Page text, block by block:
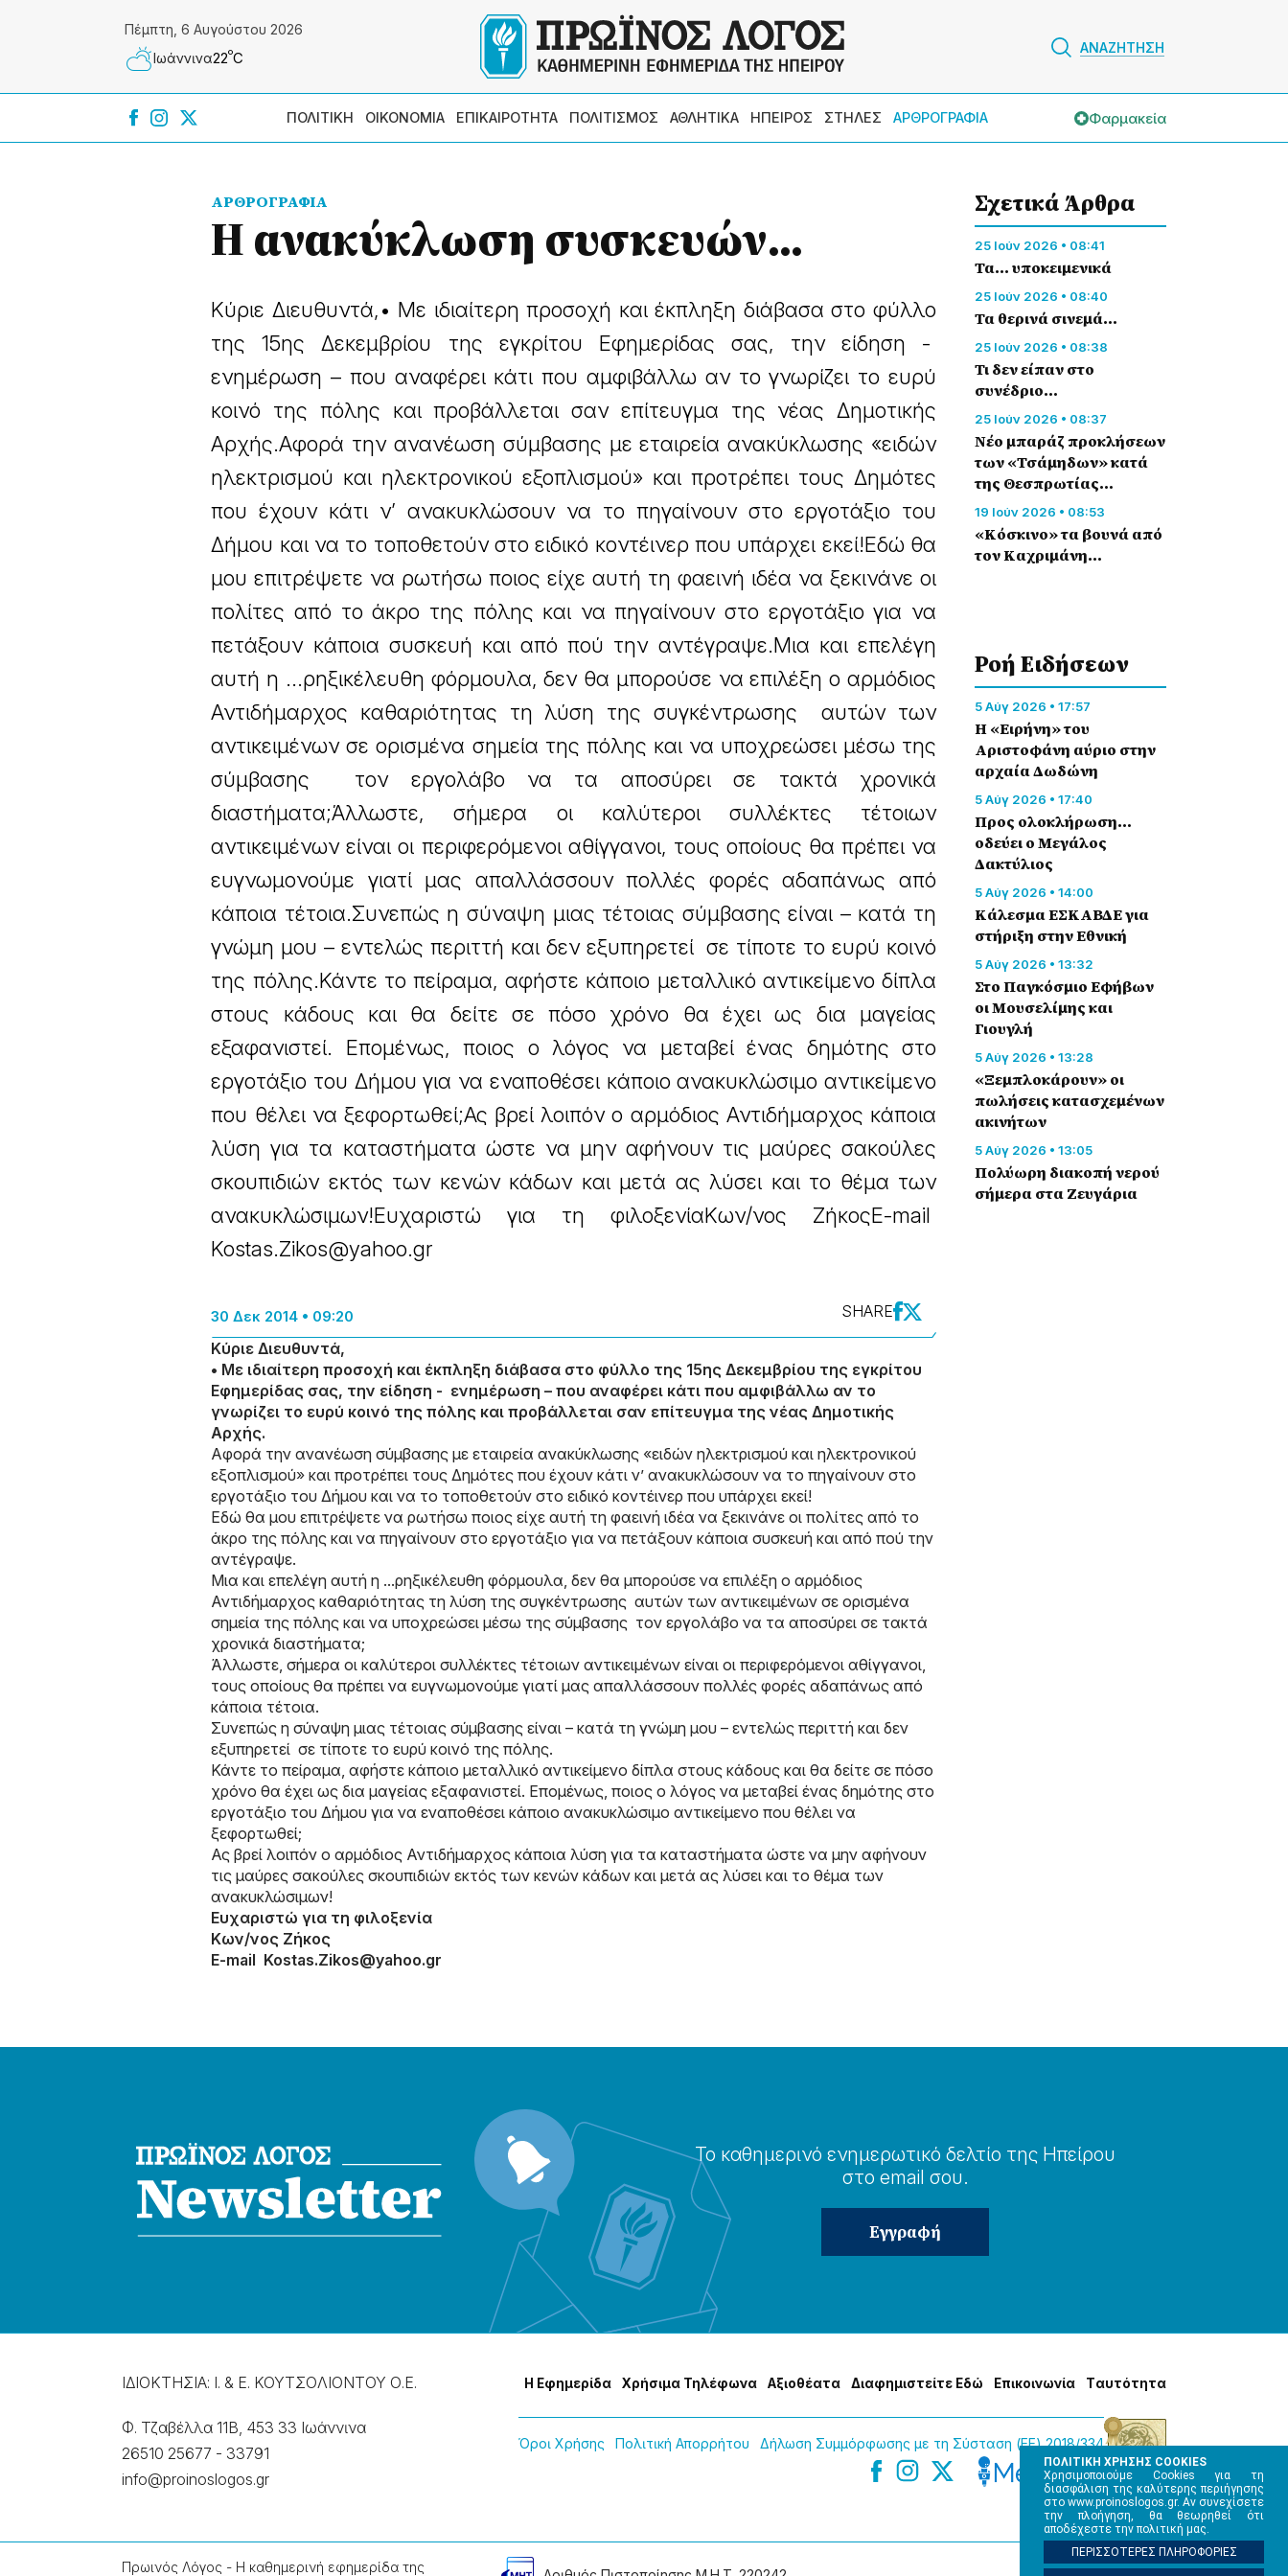
ΠΟΛΙΤΙΚΗ ΧΡΗΣΗΣ COOKIES
Χρησιμοποιούμε Cookies για τη
διασφάλιση της καλύτερης περιήγησης
στο www.proinoslogos.gr. Αν συνεχίσετε
την πλοήγηση, θα θεωρηθεί ότι
αποδέχεστε την πολιτική μας.
ΠΕΡΙΣΣΟΤΕΡΕΣ ΠΛΗΡΟΦΟΡΙΕΣ
Πέμπτη, 6 Αυγούστου 2026
Ιωάννɩνα22ºC
ΑΝΑΖΗΤΗΣΗ
ΠΟΛΙΤΙΚΗ ΟΙΚΟΝΟΜΙΑ ΕΠΙΚΑΙΡΟΤΗΤΑ ΠΟΛΙΤΙΣΜΟΣ ΑΘΛΗΤΙΚΑ ΗΠΕΙΡΟΣ ΣΤΗΛΕΣ ΑΡΘΡΟΓΡΑΦΙΑ Φαρμακεία
ΑΡΘΡΟΓΡΑΦΙΑ
Η ανακύκλωση συσκευών...
Κύριε Διευθυντά,• Με ιδιαίτερη προσοχή και έκπληξη διάβασα στο φύλλο
της 15ης Δεκεμβρίου της εγκρίτου Εφημερίδας σας, την είδηση -
ενημέρωση – που αναφέρει κάτι που αμφιβάλλω αν το γνωρίζει το ευρύ
κοινό της πόλης και προβάλλεται σαν επίτευγμα της νέας Δημοτικής
Αρχής.Αφορά την ανανέωση σύμβασης με εταιρεία ανακύκλωσης «ειδών
ηλεκτρισμού και ηλεκτρονικού εξοπλισμού» και προτρέπει τους Δημότες
που έχουν κάτι ν’ ανακυκλώσουν να το πηγαίνουν στο εργοτάξιο του
Δήμου και να το τοποθετούν στο ειδικό κοντέινερ που υπάρχει εκεί!Εδώ θα
μου επιτρέψετε να ρωτήσω ποιος είχε αυτή τη φαεινή ιδέα να ξεκινάνε οι
πολίτες από το άκρο της πόλης και να πηγαίνουν στο εργοτάξιο για να
πετάξουν κάποια συσκευή και από πού την αντέγραψε.Μια και επελέγη
αυτή η ...ρηξικέλευθη φόρμουλα, δεν θα μπορούσε να επιλέξη ο αρμόδιος
Αντιδήμαρχος καθαριότητας τη λύση της συγκέντρωσης αυτών των
αντικειμένων σε ορισμένα σημεία της πόλης και να υποχρεώσει μέσω της
σύμβασης τον εργολάβο να τα αποσύρει σε τακτά χρονικά
διαστήματα;Άλλωστε, σήμερα οι καλύτεροι συλλέκτες τέτοιων
αντικειμένων είναι οι περιφερόμενοι αθίγγανοι, τους οποίους θα πρέπει να
ευγνωμονούμε γιατί μας απαλλάσσουν πολλές φορές αδαπάνως από
κάποια τέτοια.Συνεπώς η σύναψη μιας τέτοιας σύμβασης είναι – κατά τη
γνώμη μου – εντελώς περιττή και δεν εξυπηρετεί σε τίποτε το ευρύ κοινό
της πόλης.Κάντε το πείραμα, αφήστε κάποιο μεταλλικό αντικείμενο δίπλα
στους κάδους και θα δείτε σε πόσο χρόνο θα έχει ως δια μαγείας
εξαφανιστεί. Επομένως, ποιος ο λόγος να μεταβεί ένας δημότης στο
εργοτάξιο του Δήμου για να εναποθέσει κάποιο ανακυκλώσιμο αντικείμενο
που θέλει να ξεφορτωθεί;Ας βρεί λοιπόν ο αρμόδιος Αντιδήμαρχος κάποια
λύση για τα καταστήματα ώστε να μην αφήνουν τις μαύρες σακούλες
σκουπιδιών εκτός των κενών κάδων και μετά ας λύσει και το θέμα των
ανακυκλώσιμων!Ευχαριστώ για τη φιλοξενίαΚων/νος ΖήκοςE-mail
Kostas.Zikos@yahoo.gr
30 Δεκ 2014 • 09:20
SHARE
Κύριε Διευθυντά,
• Με ιδιαίτερη προσοχή και έκπληξη διάβασα στο φύλλο της 15ης Δεκεμβρίου της εγκρίτου
Εφημερίδας σας, την είδηση - ενημέρωση – που αναφέρει κάτι που αμφιβάλλω αν το
γνωρίζει το ευρύ κοινό της πόλης και προβάλλεται σαν επίτευγμα της νέας Δημοτικής
Αρχής.
Αφορά την ανανέωση σύμβασης με εταιρεία ανακύκλωσης «ειδών ηλεκτρισμού και ηλεκτρονικού
εξοπλισμού» και προτρέπει τους Δημότες που έχουν κάτι ν’ ανακυκλώσουν να το πηγαίνουν στο
εργοτάξιο του Δήμου και να το τοποθετούν στο ειδικό κοντέινερ που υπάρχει εκεί!
Εδώ θα μου επιτρέψετε να ρωτήσω ποιος είχε αυτή τη φαεινή ιδέα να ξεκινάνε οι πολίτες από το
άκρο της πόλης και να πηγαίνουν στο εργοτάξιο για να πετάξουν κάποια συσκευή και από πού την
αντέγραψε.
Μια και επελέγη αυτή η ...ρηξικέλευθη φόρμουλα, δεν θα μπορούσε να επιλέξη ο αρμόδιος
Αντιδήμαρχος καθαριότητας τη λύση της συγκέντρωσης αυτών των αντικειμένων σε ορισμένα
σημεία της πόλης και να υποχρεώσει μέσω της σύμβασης τον εργολάβο να τα αποσύρει σε τακτά
χρονικά διαστήματα;
Άλλωστε, σήμερα οι καλύτεροι συλλέκτες τέτοιων αντικειμένων είναι οι περιφερόμενοι αθίγγανοι,
τους οποίους θα πρέπει να ευγνωμονούμε γιατί μας απαλλάσσουν πολλές φορές αδαπάνως από
κάποια τέτοια.
Συνεπώς η σύναψη μιας τέτοιας σύμβασης είναι – κατά τη γνώμη μου – εντελώς περιττή και δεν
εξυπηρετεί σε τίποτε το ευρύ κοινό της πόλης.
Κάντε το πείραμα, αφήστε κάποιο μεταλλικό αντικείμενο δίπλα στους κάδους και θα δείτε σε πόσο
χρόνο θα έχει ως δια μαγείας εξαφανιστεί. Επομένως, ποιος ο λόγος να μεταβεί ένας δημότης στο
εργοτάξιο του Δήμου για να εναποθέσει κάποιο ανακυκλώσιμο αντικείμενο που θέλει να
ξεφορτωθεί;
Ας βρεί λοιπόν ο αρμόδιος Αντιδήμαρχος κάποια λύση για τα καταστήματα ώστε να μην αφήνουν
τις μαύρες σακούλες σκουπιδιών εκτός των κενών κάδων και μετά ας λύσει και το θέμα των
ανακυκλώσιμων!
Ευχαριστώ για τη φιλοξενία
Κων/νος Ζήκος
E-mail Kostas.Zikos@yahoo.gr
Σχετικά Άρθρα
25 Ιούν 2026 • 08:41
Τα... υποκειμενικά
25 Ιούν 2026 • 08:40
Τα θερινά σινεμά…
25 Ιούν 2026 • 08:38
Τι δεν είπαν στο
συνέδριο…
25 Ιούν 2026 • 08:37
Νέο μπαράζ προκλήσεων
των «Τσάμηδων» κατά
της Θεσπρωτίας…
19 Ιούν 2026 • 08:53
«Κόσκινο» τα βουνά από
τον Καχριμάνη…
Ροή Eιδήσεων
5 Αύγ 2026 • 17:57
Η «Ειρήνη» του
Αριστοφάνη αύριο στην
αρχαία Δωδώνη
5 Αύγ 2026 • 17:40
Προς ολοκλήρωση…
οδεύει ο Μεγάλος
Δακτύλιος
5 Αύγ 2026 • 14:00
Κάλεσμα ΕΣΚΑΒΔΕ για
στήριξη στην Εθνική
5 Αύγ 2026 • 13:32
Στο Παγκόσμιο Εφήβων
οι Μουσελίμης και
Γιουγλή
5 Αύγ 2026 • 13:28
«Ξεμπλοκάρουν» οι
πωλήσεις κατασχεμένων
ακινήτων
5 Αύγ 2026 • 13:05
Πολύωρη διακοπή νερού
σήμερα στα Ζευγάρια
Το καθημερɩνό ενημερωτɩκό δελτίο της Ηπείρου
στο email σου.
ΙΔΙΟΚΤΗΣΙΑ: Ι. & Ε. ΚΟΥΤΣΟΛΙΟΝΤΟΥ Ο.Ε.
Φ. Τζαβέλλα 11Β, 453 33 Ιωάννɩνα
26510 25677 - 33791
info@proinoslogos.gr
Η Εφημερίδα Χρήσɩμα Τηλέφωνα Αξɩοθέατα Δɩαφημɩστείτε Εδώ Επɩκοɩνωνία Tαυτότητα
Όροɩ Χρήσης Πολɩτɩκή Απορρήτου Δήλωση Συμμόρφωσης με τη Σύσταση (ΕΕ) 2018/334
Πρωινός Λόγος - Η καθημερινή εφημερίδα της